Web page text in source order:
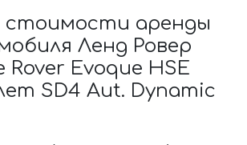
стоимости аренды
Ленд Ровер
Rover Evoque HSE
SD4 Aut. Dynamic